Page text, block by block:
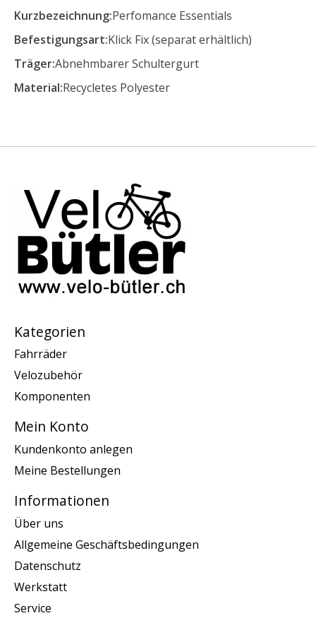
Kurzbezeichnung:Perfomance Essentials
Befestigungsart:Klick Fix (separat erhältlich)
Träger:Abnehmbarer Schultergurt
Material:Recycletes Polyester
Kategorien
Fahrräder
Velozubehör
Komponenten
Mein Konto
Kundenkonto anlegen
Meine Bestellungen
Informationen
Über uns
Allgemeine Geschäftsbedingungen
Datenschutz
Werkstatt
Service